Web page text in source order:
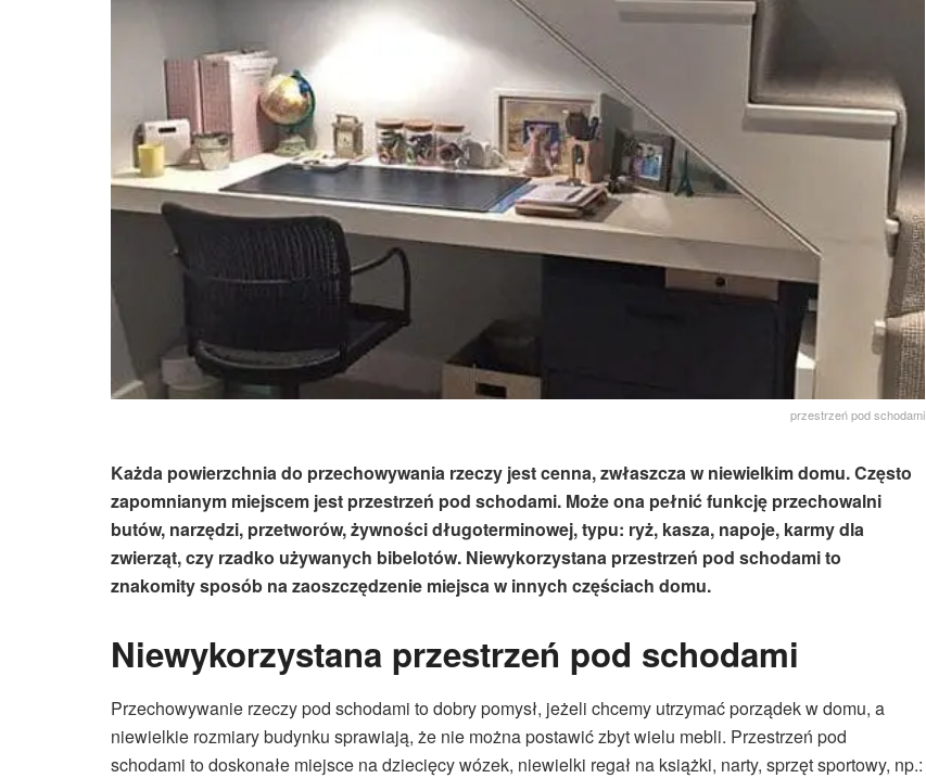
przestrzeń pod schodami
Każda powierzchnia do przechowywania rzeczy jest cenna, zwłaszcza w niewielkim domu. Często
zapomnianym miejscem jest przestrzeń pod schodami. Może ona pełnić funkcję przechowalni
butów, narzędzi, przetworów, żywności długoterminowej, typu: ryż, kasza, napoje, karmy dla
zwierząt, czy rzadko używanych bibelotów. Niewykorzystana przestrzeń pod schodami to
znakomity sposób na zaoszczędzenie miejsca w innych częściach domu.
Niewykorzystana przestrzeń pod schodami
Przechowywanie rzeczy pod schodami to dobry pomysł, jeżeli chcemy utrzymać porządek w domu, a
niewielkie rozmiary budynku sprawiają, że nie można postawić zbyt wielu mebli. Przestrzeń pod
schodami to doskonałe miejsce na dziecięcy wózek, niewielki regał na książki, narty, sprzęt sportowy, np.: